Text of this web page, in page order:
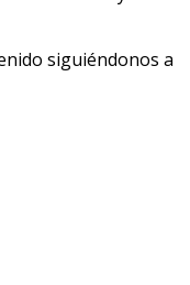
siguiéndonos a